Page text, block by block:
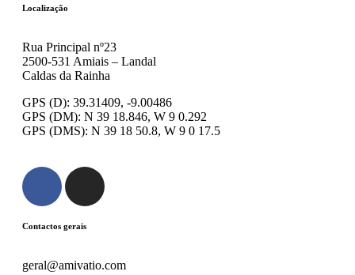
Localização
Rua Principal nº23
2500-531 Amiais – Landal
Caldas da Rainha
GPS (D): 39.31409, -9.00486
GPS (DM): N 39 18.846, W 9 0.292
GPS (DMS): N 39 18 50.8, W 9 0 17.5
Contactos gerais
geral@amivatio.com